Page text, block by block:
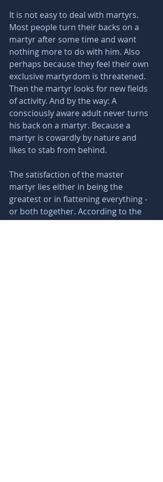
It is not easy to deal with martyrs.
Most people turn their backs on a
martyr after some time and want
nothing more to do with him. Also
perhaps because they feel their own
exclusive martyrdom is threatened.
Then the martyr looks for new fields
of activity. And by the way: A
consciously aware adult never turns
his back on a martyr. Because a
martyr is cowardly by nature and
likes to stab from behind.
The satisfaction of the master
martyr lies either in being the
greatest or in flattening everything -
or both together. According to the
motto: When I have leveled